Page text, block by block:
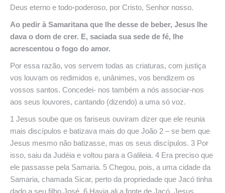
Deus eterno e todo-poderoso, por Cristo, Senhor nosso.
Ao pedir à Samaritana que lhe desse de beber, Jesus lhe
dava o dom de crer. E, saciada sua sede de fé, lhe
acrescentou o fogo do amor.
Por essa razão, vos servem todas as criaturas, com justiça
vos louvam os redimidos e, unânimes, vos bendizem os
vossos santos. Concedei- nos também a nós associar-nos
aos seus louvores, cantando (dizendo) a uma só voz.
1 Jesus soube que os fariseus ouviram dizer que ele reunia
mais discípulos e batizava mais do que João 2 – se bem que
Jesus mesmo não batizasse, mas os seus discípulos. 3 Por
isso, saiu da Judéia e voltou para a Galileia. 4 Era preciso que
ele passasse pela Samaria. 5 Chegou, pois, a uma cidade da
Samaria, chamada Sicar, perto da propriedade que Jacó tinha
dado a seu filho José. 6 Havia ali a fonte de Jacó. Jesus,